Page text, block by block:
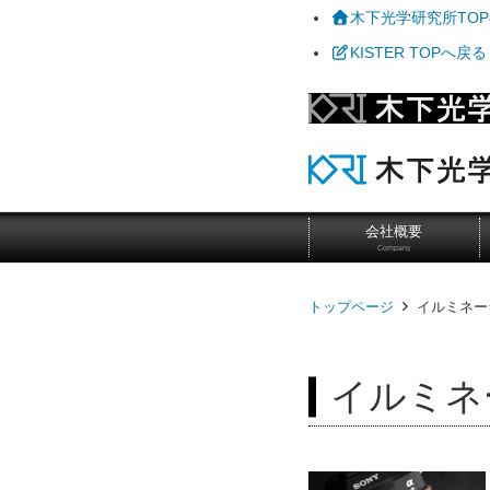
会社概要
Company
木下光学研究所
KISTER TOPへ戻る
トップページ イルミネ
イルミ